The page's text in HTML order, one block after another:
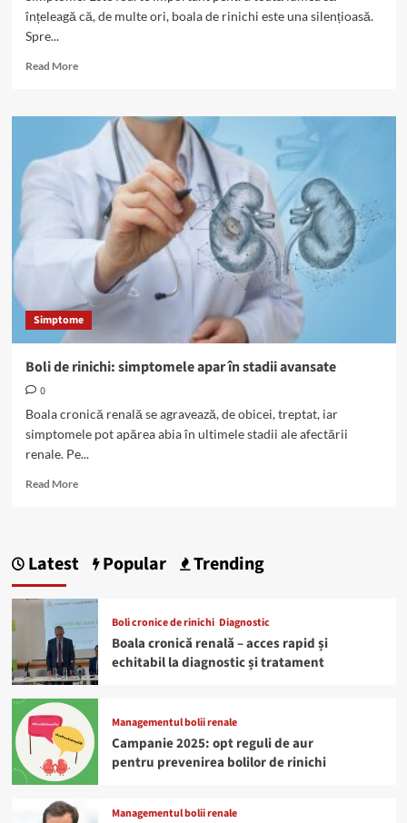
înțeleagă că, de multe ori, boala de rinichi este una silențioasă.
Spre...
Read MoreRead
Boala
renală,
silențioasă:
simptome
generale
versus
simptome
specifice
Simptome
Boli de rinichi: simptomele apar în stadii avansate
0
Boala cronică renală se agravează, de obicei, treptat, iar
simptomele pot apărea abia în ultimele stadii ale afectării
renale. Pe...
Read MoreRead
rinichi:
apar
în
avansate
Latest Popular Trending
Boli cronice de rinichi Diagnostic
Boala cronică renală – acces rapid și
echitabil la diagnostic și tratament
Managementul bolii renale
Campanie 2025: opt reguli de aur
pentru prevenirea bolilor de rinichi
Managementul bolii renale